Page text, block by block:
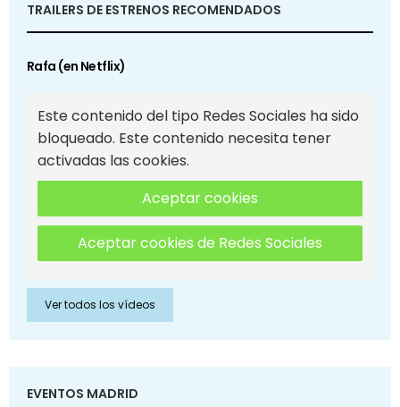
TRAILERS DE ESTRENOS RECOMENDADOS
Rafa (en Netflix)
Este contenido del tipo Redes Sociales ha sido
bloqueado. Este contenido necesita tener
activadas las cookies.
Aceptar cookies
Aceptar cookies de Redes Sociales
Ver todos los vídeos
EVENTOS MADRID